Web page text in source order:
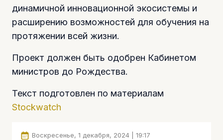
динамичной инновационной экосистемы и
расширению возможностей для обучения на
протяжении всей жизни.
Проект должен быть одобрен Кабинетом
министров до Рождества.
Текст подготовлен по материалам
Stockwatch
Воскресенье, 1 декабря, 2024 | 19:17